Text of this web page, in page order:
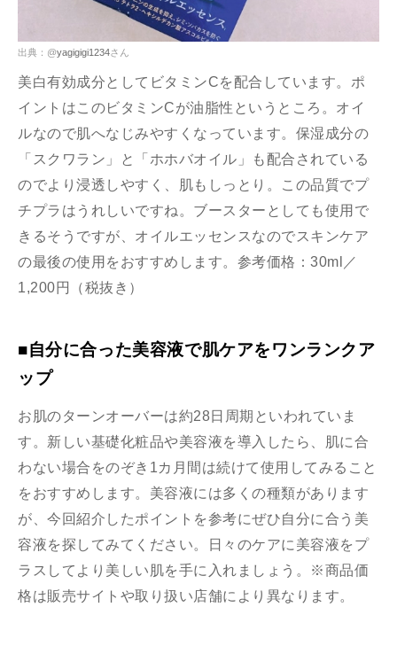
出典：@yagigigi1234さん
美白有効成分としてビタミンCを配合しています。ポ
イントはこのビタミンCが油脂性というところ。オイ
ルなので肌へなじみやすくなっています。保湿成分の
「スクワラン」と「ホホバオイル」も配合されている
のでより浸透しやすく、肌もしっとり。この品質でプ
チプラはうれしいですね。ブースターとしても使用で
きるそうですが、オイルエッセンスなのでスキンケア
の最後の使用をおすすめします。参考価格：30ml／
1,200円（税抜き）
■自分に合った美容液で肌ケアをワンランクア
ップ
お肌のターンオーバーは約28日周期といわれていま
す。新しい基礎化粧品や美容液を導入したら、肌に合
わない場合をのぞき1カ月間は続けて使用してみること
をおすすめします。美容液には多くの種類があります
が、今回紹介したポイントを参考にぜひ自分に合う美
容液を探してみてください。日々のケアに美容液をプ
ラスしてより美しい肌を手に入れましょう。※商品価
格は販売サイトや取り扱い店舗により異なります。